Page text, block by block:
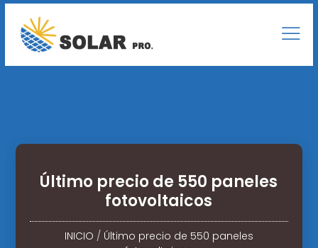
Último precio de 550 paneles
fotovoltaicos
INICIO / Último precio de 550 paneles